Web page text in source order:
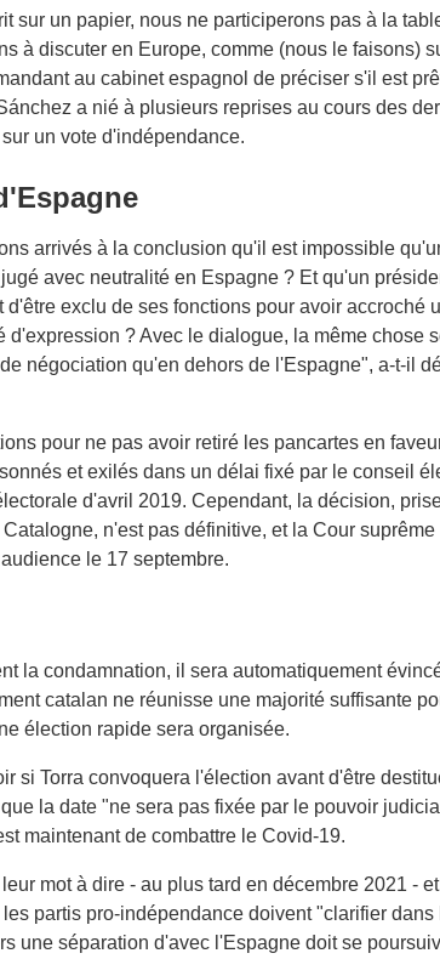
sur un papier, nous ne participerons pas à la
à discuter en Europe, comme (nous le faisons)
au cabinet espagnol de préciser s'il est
a nié à plusieurs reprises au cours des
un vote d'indépendance.
arrivés à la conclusion qu'il est impossible
avec neutralité en Espagne ? Et qu'un
d'être exclu de ses fonctions pour avoir accroché
d'expression ? Avec le dialogue, la même chose
négociation qu'en dehors de l'Espagne", a-t-il
pour ne pas avoir retiré les pancartes en
et exilés dans un délai fixé par le conseil
d'avril 2019. Cependant, la décision,
n'est pas définitive, et la Cour suprême
le 17 septembre.
la condamnation, il sera automatiquement
catalan ne réunisse une majorité suffisante
élection rapide sera organisée.
si Torra convoquera l'élection avant d'être
la date "ne sera pas fixée par le pouvoir
maintenant de combattre le Covid-19.
mot à dire - au plus tard en décembre 2021 -
partis pro-indépendance doivent "clarifier dans
une séparation d'avec l'Espagne doit se